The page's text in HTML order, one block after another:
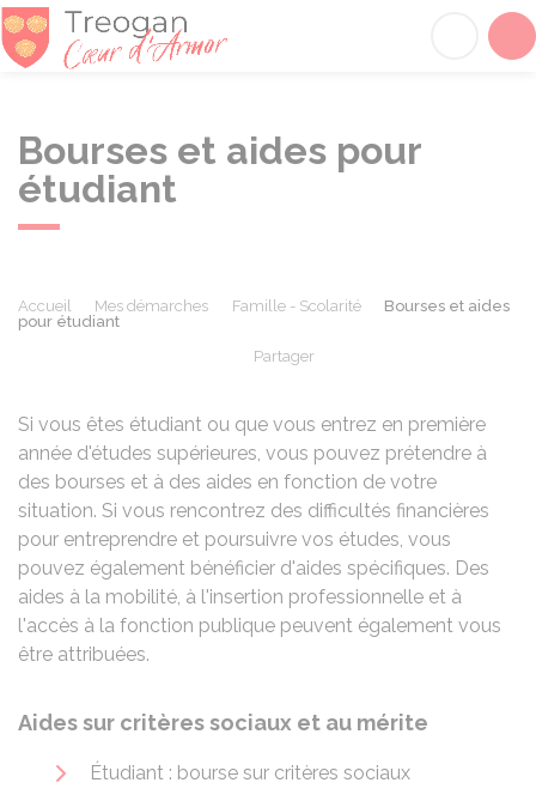
Bourses et aides pour
étudiant
Accueil Mes démarches Famille - Scolarité
Bourses et aides
pour étudiant
Partager
Si vous êtes étudiant ou que vous entrez en première
année d'études supérieures, vous pouvez prétendre à
des bourses et à des aides en fonction de votre
situation. Si vous rencontrez des difficultés financières
pour entreprendre et poursuivre vos études, vous
pouvez également bénéficier d'aides spécifiques. Des
aides à la mobilité, à l'insertion professionnelle et à
l'accès à la fonction publique peuvent également vous
être attribuées.
Aides sur critères sociaux et au mérite
Étudiant : bourse sur critères sociaux